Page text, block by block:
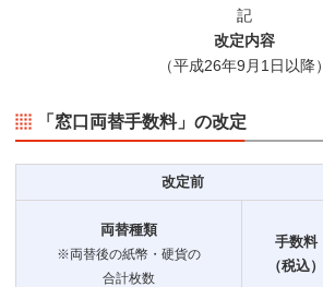
記
改定内容
（平成26年9月1日以降）
「窓口両替手数料」の改定
改定前
両替種類
※両替後の紙幣・硬貨の
合計枚数
手数料
（税込）